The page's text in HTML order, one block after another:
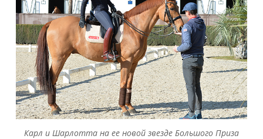
Карл и Шарлотта на ее новой звезде Большого Приза